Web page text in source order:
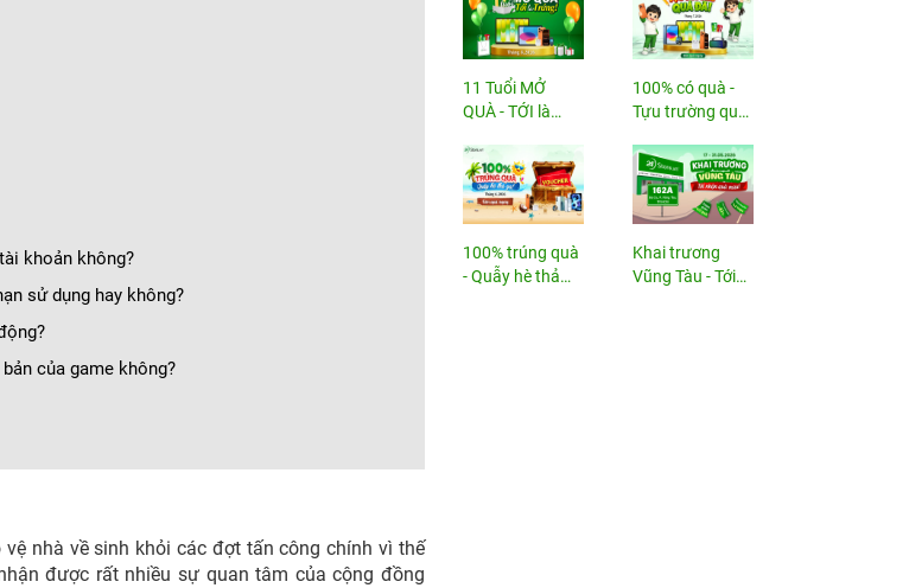
khoản không?
sử dụng hay không?
của game không?
nhà về sinh khỏi các đợt tấn công chính vì thế
được rất nhiều sự quan tâm của cộng đồng
11 Tuổi MỞ
QUÀ - TỚI là
100% có quà -
Tựu trường quá
100% trúng quà
- Quẫy hè thả
Khai trương
Vũng Tàu - Tới